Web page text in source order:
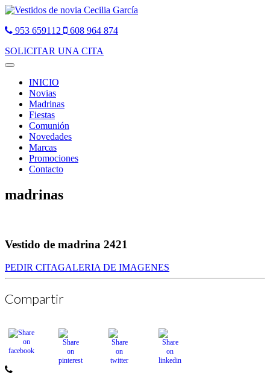
953 659112
608 964 874
SOLICITAR UNA CITA
Toggle
navigationINICIO
Novias
Madrinas
Fiestas
Comunión
Novedades
Marcas
Promociones
Contacto
madrinas
Vestido de madrina 2421
PEDIR CITAGALERIA DE IMAGENES
Compartir